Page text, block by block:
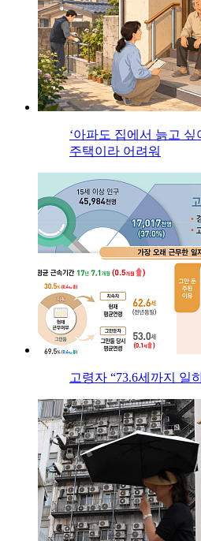
‘아파도 집에서 늙고
주택이라 어려워
고령자 “73.6세까지 일